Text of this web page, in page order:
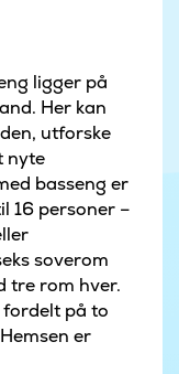
ligger på
Her kan
utforske
nyte
basseng er
16 personer –
soverom
tre rom hver.
fordelt på to
er